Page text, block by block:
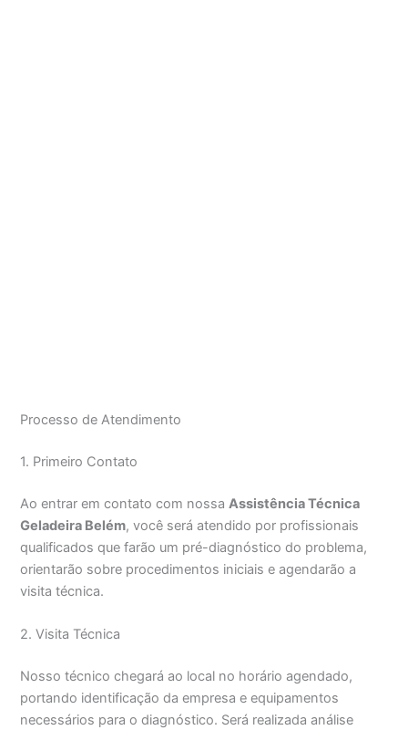
Processo de Atendimento
1. Primeiro Contato
Ao entrar em contato com nossaAssistência Técnica
Geladeira Belém, você será atendido por profissionais
qualificados que farão um pré-diagnóstico do problema,
orientarão sobre procedimentos iniciais e agendarão a
visita técnica.
2. Visita Técnica
Nosso técnico chegará ao local no horário agendado,
portando identificação da empresa e equipamentos
necessários para o diagnóstico. Será realizada análise